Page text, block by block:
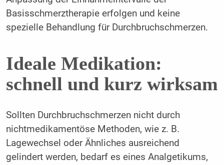
Basisschmerztherapie erfolgen und keine
spezielle Behandlung für Durchbruchschmerzen.
Ideale Medikation:
schnell und kurz wirksam
Sollten Durchbruchschmerzen nicht durch
nichtmedikamentöse Methoden, wie z. B.
Lagewechsel oder Ähnliches ausreichend
gelindert werden, bedarf es eines Analgetikums,